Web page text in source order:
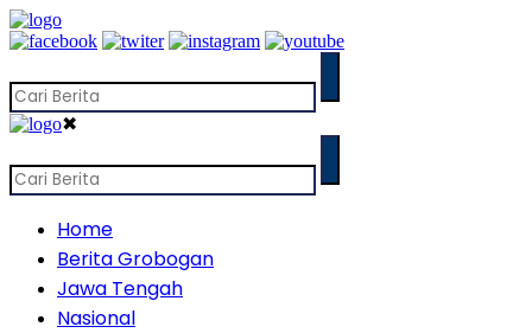
✖
Home
Berita Grobogan
Jawa Tengah
Nasional